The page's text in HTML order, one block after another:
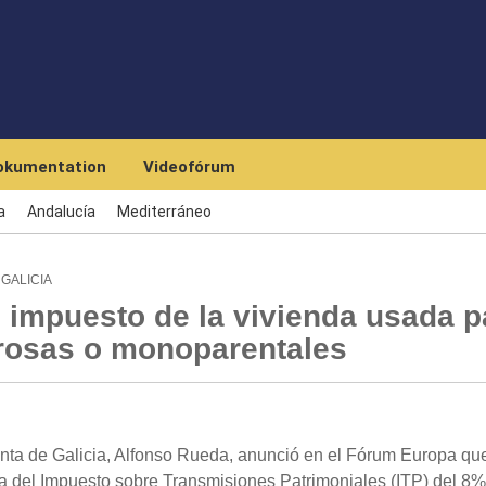
Videofórum
Andalucía Mediterráneo
de la vivienda usada
o monoparentales
de Galicia, Alfonso Rueda, anunció en el Fórum Europa
Impuesto sobre Transmisiones Patrimoniales (ITP) del